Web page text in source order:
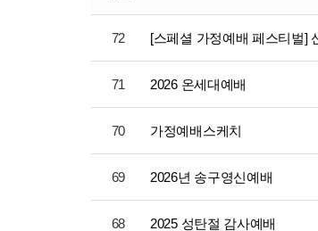
72 [스페셜 가정예배 페스티벌]
71 2026 온세대예배
70 가정예배스케치
69 2026년 송구영신예배
68 2025 성탄절 감사예배